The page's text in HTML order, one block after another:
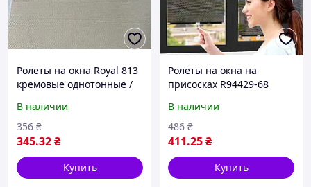
Ролеты на окна Royal 813
кремовые однотонные /
32,5х160 см
В наличии
345.32₴
356 ₴
Купить
Ролеты на окна на
присосках R94429-68
шторка солнцезащитная
для авто и квартиры
В наличии
411.25₴
486 ₴
Купить